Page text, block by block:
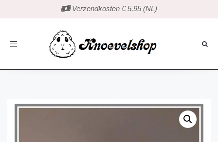
 Verzendkosten € 5,95 (NL)
Toggle